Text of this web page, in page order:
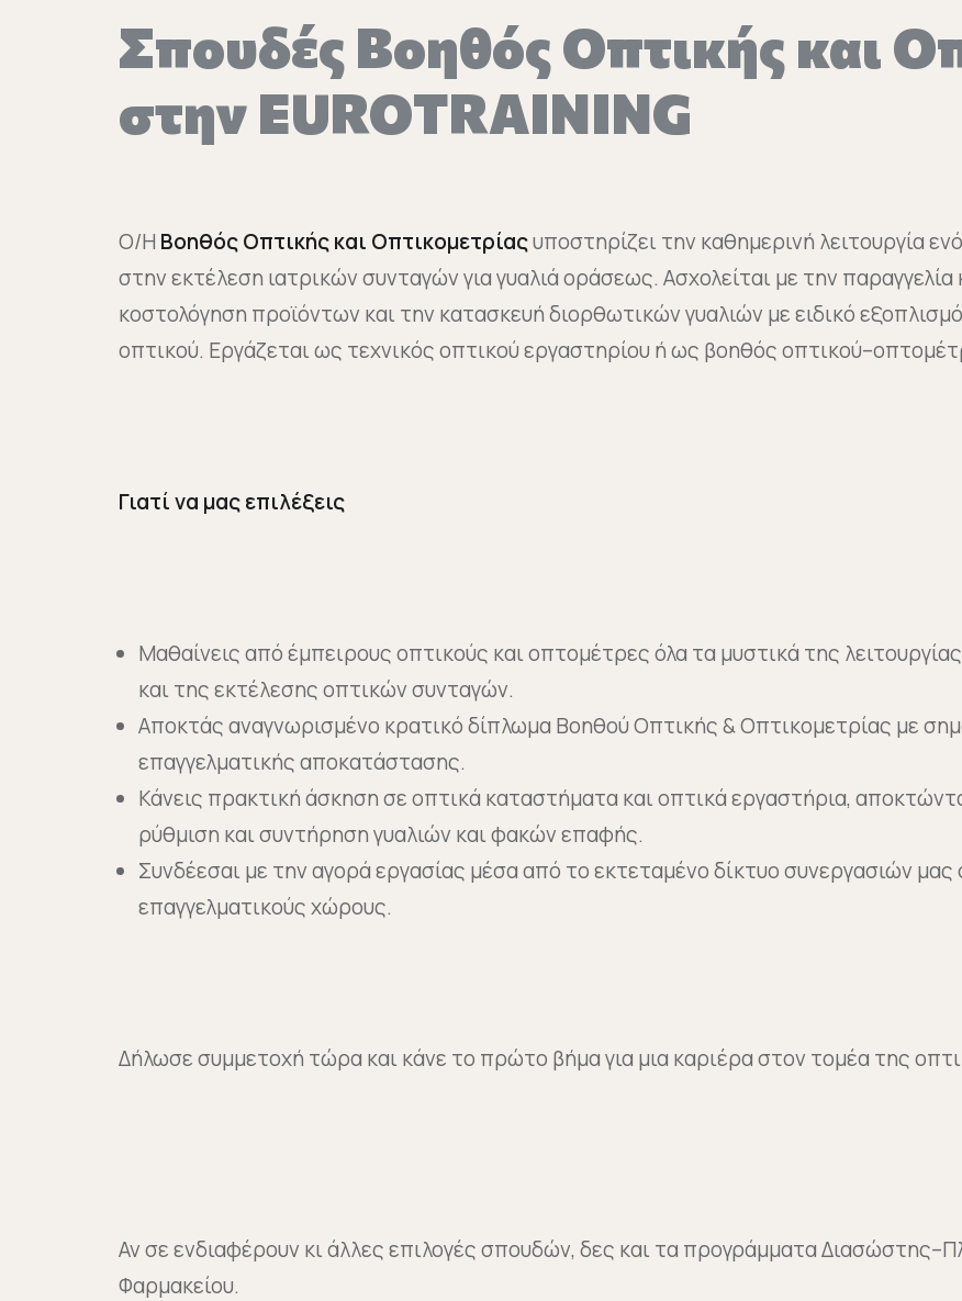
Σπουδές Βοηθός Οπτικής και
στην EUROTRAINING
Ο/Η Βοηθός Οπτικής και Οπτικομετρίαςυποστηρίζει την καθημερινή λειτουργία
στην εκτέλεση ιατρικών συνταγών για γυαλιά οράσεως. Ασχολείται με την
κοστολόγηση προϊόντων και την κατασκευή διορθωτικών γυαλιών με ειδικό
οπτικού. Εργάζεται ως τεχνικός οπτικού εργαστηρίου ή ως βοηθός
Γιατί να μας επιλέξεις
Μαθαίνεις από έμπειρους οπτικούς και οπτομέτρες όλα τα μυστικά της
και της εκτέλεσης οπτικών συνταγών.
Αποκτάς αναγνωρισμένο κρατικό δίπλωμα Βοηθού Οπτικής & Οπτικομετρίας με
επαγγελματικής αποκατάστασης.
Κάνεις πρακτική άσκηση σε οπτικά καταστήματα και οπτικά εργαστήρια,
ρύθμιση και συντήρηση γυαλιών και φακών επαφής.
Συνδέεσαι με την αγορά εργασίας μέσα από το εκτεταμένο δίκτυο συνεργασιών
επαγγελματικούς χώρους.
Δήλωσε συμμετοχή τώρα και κάνε το πρώτο βήμα για μια καριέρα στον τομέα της
Αν σε ενδιαφέρουν κι άλλες επιλογές σπουδών, δες και τα προγράμματα
Φαρμακείου.